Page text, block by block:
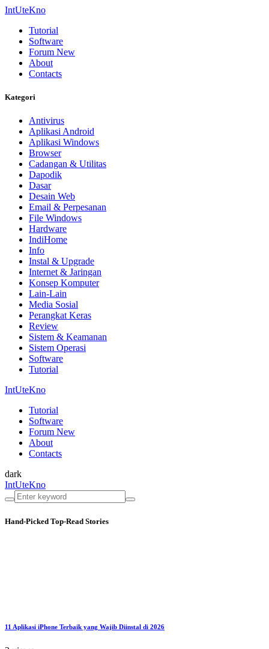
IntUteKno
Tutorial
Software
Forum New
About
Contacts
Kategori
Antivirus
Aplikasi Android
Aplikasi Windows
Browser
Cadangan & Utilitas
Dapodik
Dasar
Desain Web
Email & Perpesanan
File Windows
Hardware
IndiHome
Info
Instal & Upgrade
Internet & Jaringan
Konsep Komputer
Lain-Lain
Media Sosial
Perangkat Keras
Review
Sistem & Keamanan
Sistem Operasi
Software
Tutorial
IntUteKno
Tutorial
Software
Forum New
About
Contacts
dark
IntUteKno
Hand-Picked Top-Read Stories
11 Aplikasi iPhone Terbaik yang Wajib Diinstal di 2026